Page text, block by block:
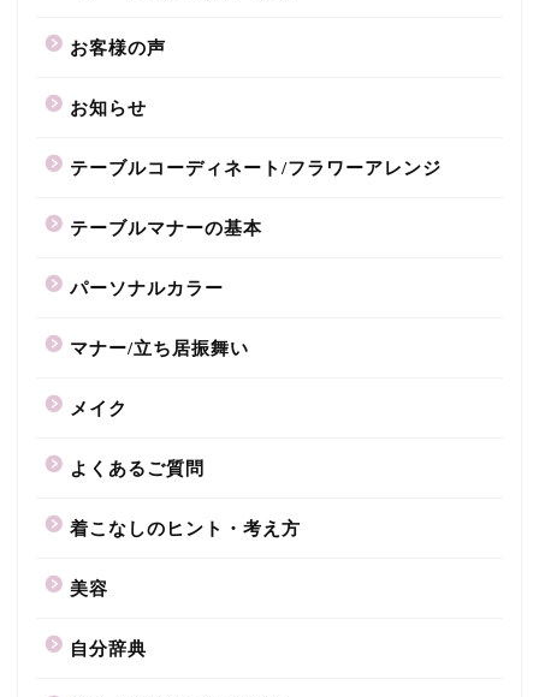
お客様の声
お知らせ
テーブルコーディネート/フラワーアレンジ
テーブルマナーの基本
パーソナルカラー
マナー/立ち居振舞い
メイク
よくあるご質問
着こなしのヒント・考え方
美容
自分辞典